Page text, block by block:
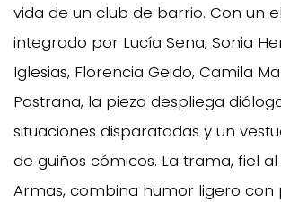
vida de un club de barrio. Con un
integrado por Lucía Sena, Sonia
Iglesias, Florencia Geido, Camila
Pastrana, la pieza despliega
situaciones disparatadas y un
de guiños cómicos. La trama, fiel
Armas, combina humor ligero con